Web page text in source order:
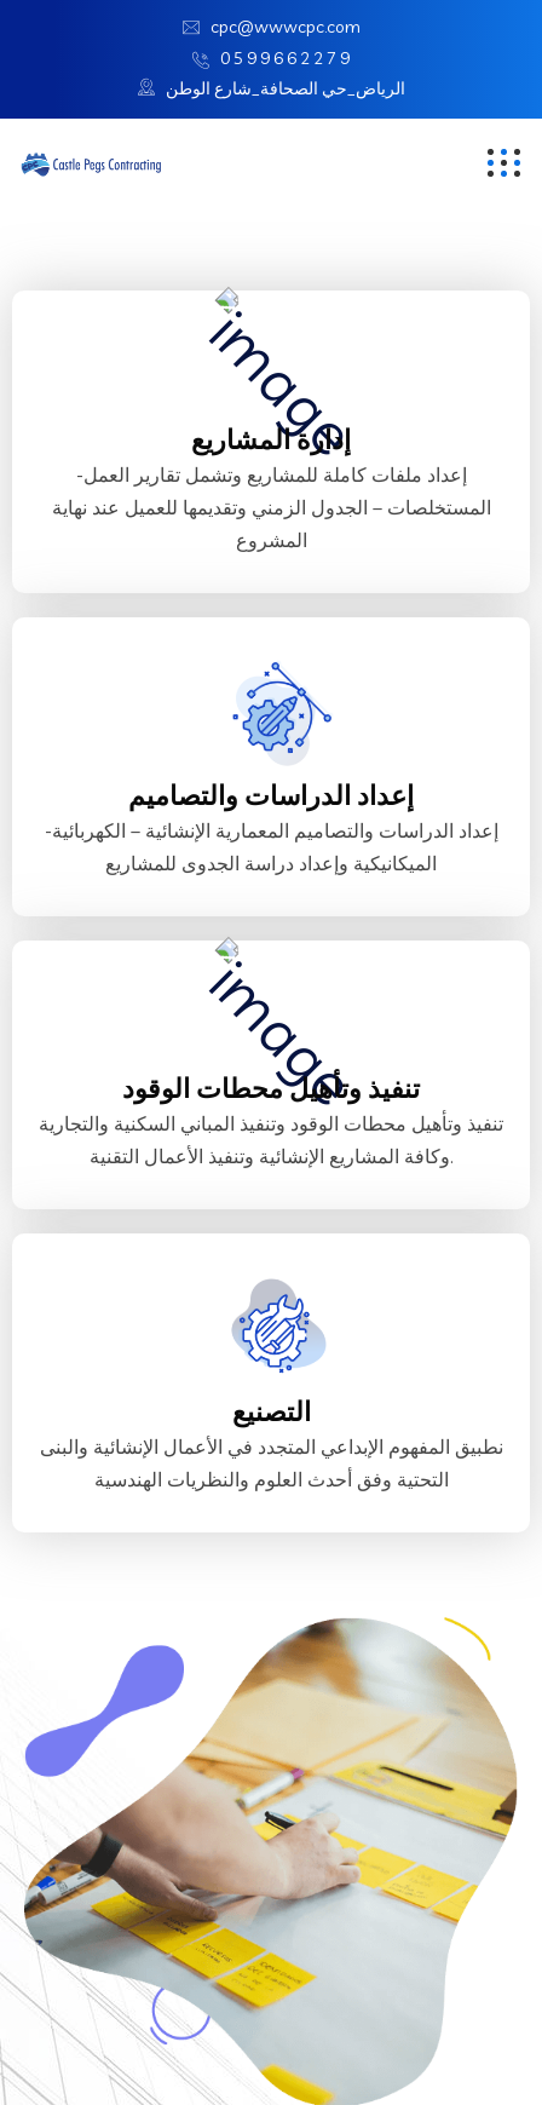
cpc@wwwcpc.com
0 5 9 9 6 6 2 2 7 9
الرياض_حي الصحافة_شارع الوطن
إدارة المشاريع
إعداد ملفات كاملة للمشاريع وتشمل تقارير العمل-
المستخلصات – الجدول الزمني وتقديمها للعميل عند نهاية
المشروع
إعداد الدراسات والتصاميم
إعداد الدراسات والتصاميم المعمارية الإنشائية – الكهربائية-
الميكانيكية وإعداد دراسة الجدوى للمشاريع
تنفيذ وتأهيل محطات الوقود
تنفيذ وتأهيل محطات الوقود وتنفيذ المباني السكنية والتجارية
وكافة المشاريع الإنشائية وتنفيذ الأعمال التقنية.
التصنيع
نطبيق المفهوم الإبداعي المتجدد في الأعمال الإنشائية والبنى
التحتية وفق أحدث العلوم والنظريات الهندسية